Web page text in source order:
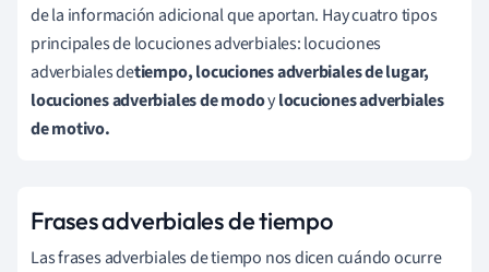
de la información adicional que aportan. Hay cuatro tipos
principales de locuciones adverbiales: locuciones
adverbiales detiempo, locuciones adverbiales de lugar,
locuciones adverbiales de modoylocuciones adverbiales
de motivo.
Frases adverbiales de tiempo
Las frases adverbiales de tiempo nos dicen cuándo ocurre